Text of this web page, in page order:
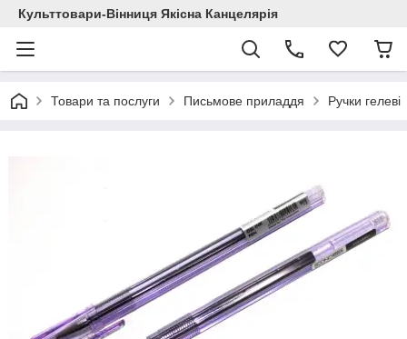
Культтовари-Вінниця Якісна Канцелярія
Товари та послуги Письмове приладдя Ручки гелеві